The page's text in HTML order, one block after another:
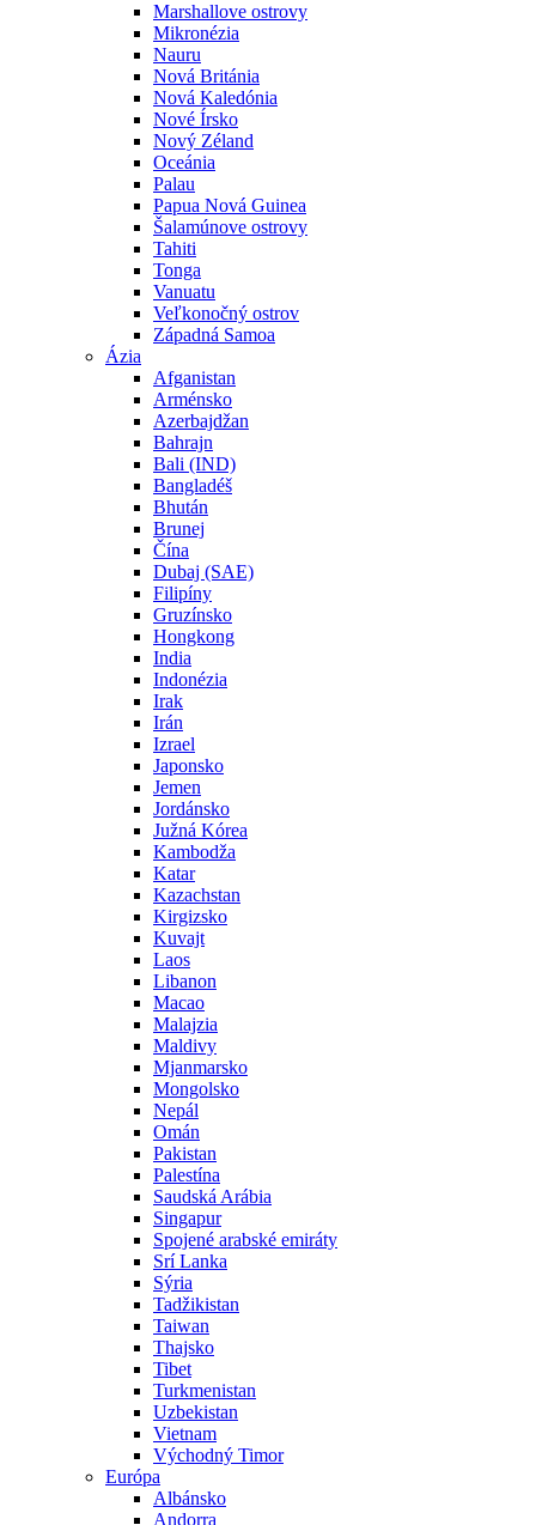
Marshallove ostrovy
Mikronézia
Nauru
Nová Británia
Nová Kaledónia
Nové Írsko
Nový Zéland
Oceánia
Palau
Papua Nová Guinea
Šalamúnove ostrovy
Tahiti
Tonga
Vanuatu
Veľkonočný ostrov
Západná Samoa
Ázia
Afganistan
Arménsko
Azerbajdžan
Bahrajn
Bali (IND)
Bangladéš
Bhután
Brunej
Čína
Dubaj (SAE)
Filipíny
Gruzínsko
Hongkong
India
Indonézia
Irak
Irán
Izrael
Japonsko
Jemen
Jordánsko
Južná Kórea
Kambodža
Katar
Kazachstan
Kirgizsko
Kuvajt
Laos
Libanon
Macao
Malajzia
Maldivy
Mjanmarsko
Mongolsko
Nepál
Omán
Pakistan
Palestína
Saudská Arábia
Singapur
Spojené arabské emiráty
Srí Lanka
Sýria
Tadžikistan
Taiwan
Thajsko
Tibet
Turkmenistan
Uzbekistan
Vietnam
Východný Timor
Európa
Albánsko
Andorra